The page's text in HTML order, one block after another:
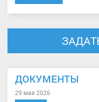
ДОКУМЕНТЫ
29 мая 2026